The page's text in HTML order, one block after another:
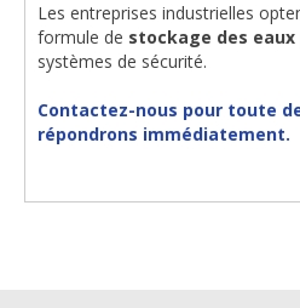
Les entreprises industrielles
formule de stockage des eaux
systèmes de sécurité.
Contactez-nous pour toute
répondrons immédiatement.